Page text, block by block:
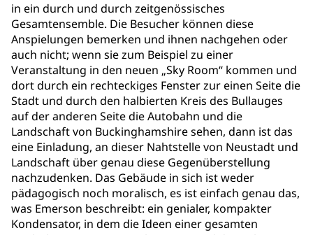
in ein durch und durch zeitgenössisches
Gesamtensemble. Die Besucher können diese
Anspielungen bemerken und ihnen nachgehen oder
auch nicht; wenn sie zum Beispiel zu einer
Veranstaltung in den neuen „Sky Room“ kommen und
dort durch ein rechteckiges Fenster zur einen Seite die
Stadt und durch den halbierten Kreis des Bullauges
auf der anderen Seite die Autobahn und die
Landschaft von Buckinghamshire sehen, dann ist das
eine Einladung, an dieser Nahtstelle von Neustadt und
Landschaft über genau diese Gegenüberstellung
nachzudenken. Das Gebäude in sich ist weder
pädagogisch noch moralisch, es ist einfach genau das,
was Emerson beschreibt: ein genialer, kompakter
Kondensator, in dem die Ideen einer gesamten